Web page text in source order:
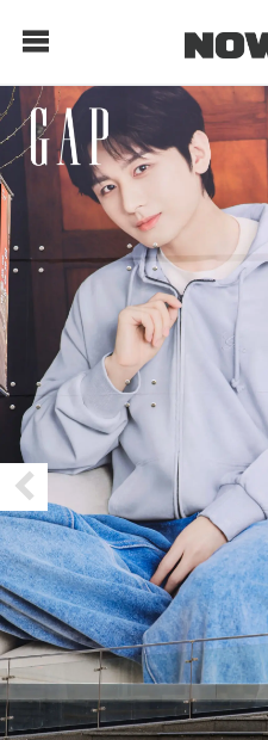
每
现
每
生
关于我们